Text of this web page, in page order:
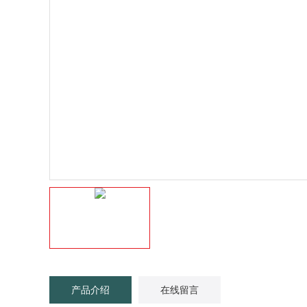
产品介绍 在线留言